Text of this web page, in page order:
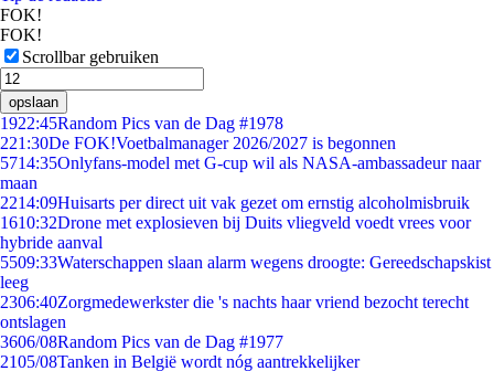
FOK!
FOK!
Scrollbar gebruiken
opslaan
1922:45Random Pics van de Dag #1978
221:30De FOK!Voetbalmanager 2026/2027 is begonnen
5714:35Onlyfans-model met G-cup wil als NASA-ambassadeur naar
maan
2214:09Huisarts per direct uit vak gezet om ernstig alcoholmisbruik
1610:32Drone met explosieven bij Duits vliegveld voedt vrees voor
hybride aanval
5509:33Waterschappen slaan alarm wegens droogte: Gereedschapskist
leeg
2306:40Zorgmedewerkster die 's nachts haar vriend bezocht terecht
ontslagen
3606/08Random Pics van de Dag #1977
2105/08Tanken in België wordt nóg aantrekkelijker